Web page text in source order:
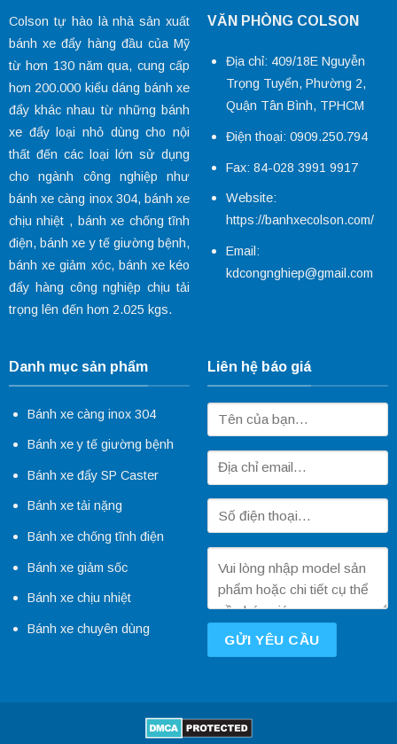
Colson tự hào là nhà sản xuất
bánh xe đẩy hàng đầu của Mỹ
từ hơn 130 năm qua, cung cấp
hơn 200.000 kiểu dáng bánh xe
đẩykhác nhau từ những bánh
xe đẩy loại nhỏ dùng cho nội
thất đến các loại lớn sử dụng
cho ngành công nghiệp như
bánh xe càng inox 304, bánh xe
chịu nhiệt , bánh xe chống tĩnh
điện, bánh xe y tếgiường bệnh,
bánh xe giảm xóc, bánh xe kéo
đẩy hàng công nghiệp chịu tải
trọng lên đến hơn 2.025 kgs.
VĂN PHÒNG COLSON
Địa chỉ: 409/18E Nguyễn
Trọng Tuyển, Phường 2,
Quận Tân Bình, TPHCM
Điện thoại: 0909.250.794
Fax: 84-028 3991 9917
Website:
https://banhxecolson.com/
Email:
kdcongnghiep@gmail.com
Danh mục sản phẩm
Bánh xe càng inox 304
Bánh xe y tế giường bệnh
Bánh xe đẩy SP Caster
Bánh xe tải nặng
Bánh xe chống tĩnh điện
Bánh xe giảm sốc
Bánh xe chịu nhiệt
Bánh xe chuyên dùng
Liên hệ báo giá